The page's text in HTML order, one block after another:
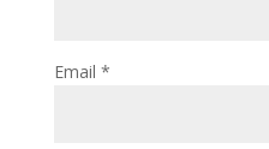
Email *